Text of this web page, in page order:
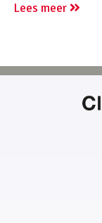
Lees meer